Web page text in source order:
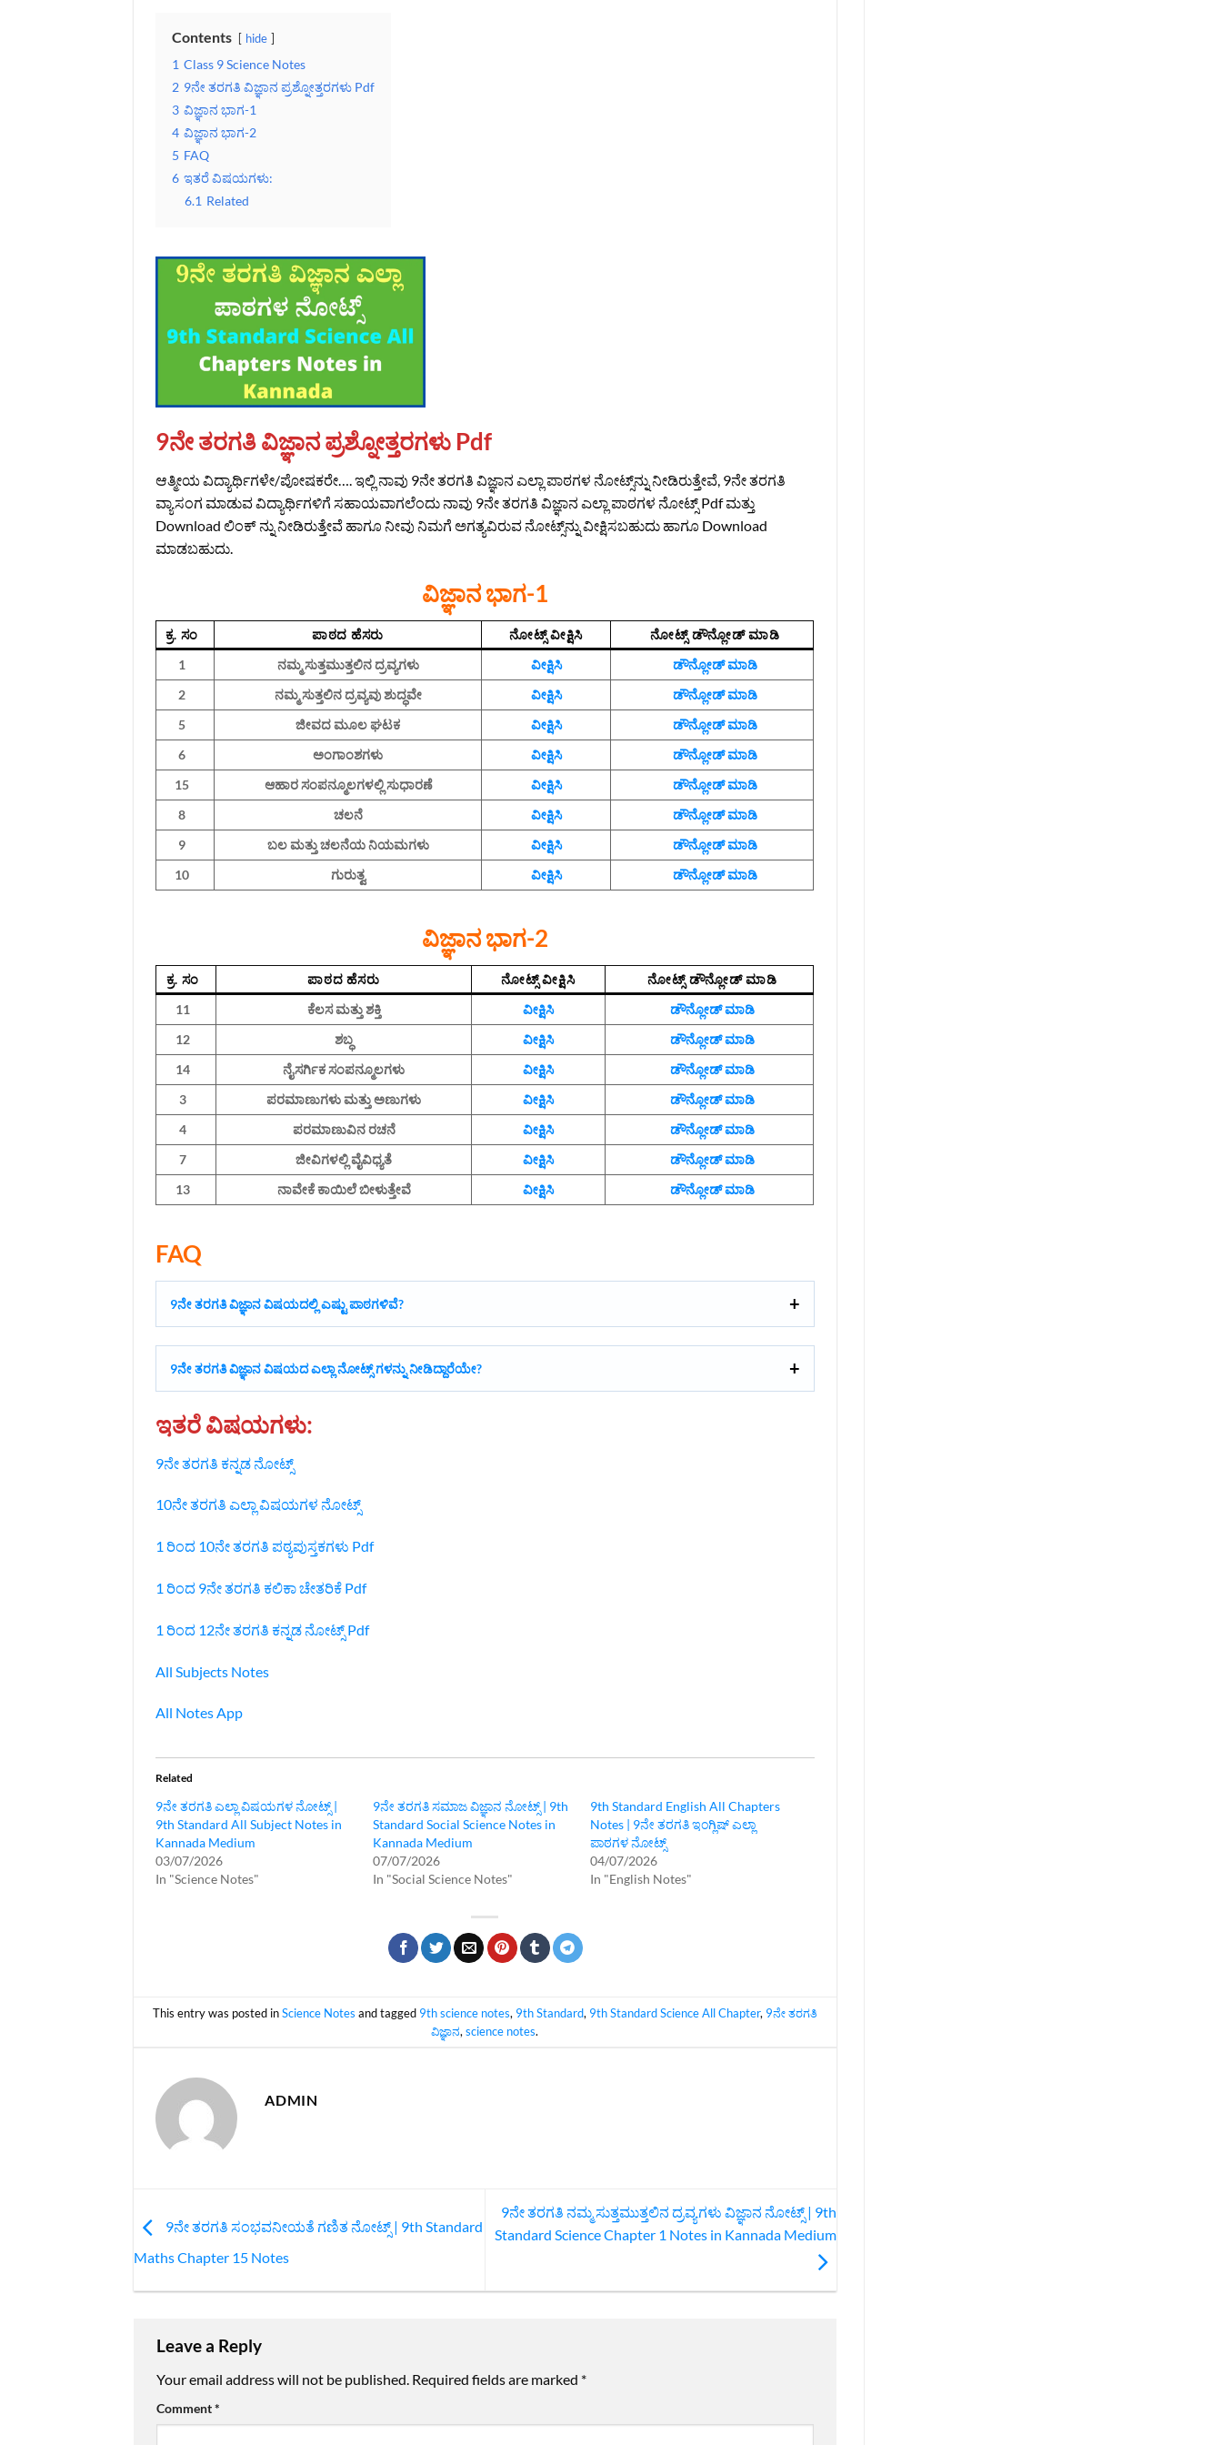
Contents hide
1 Class 9 Science Notes
2 9ನೇ ತರಗತಿ ವಿಜ್ಞಾನ ಪ್ರಶ್ನೋತ್ತರಗಳು Pdf
3 ವಿಜ್ಞಾನ ಭಾಗ-1
4 ವಿಜ್ಞಾನ ಭಾಗ-2
5 FAQ
6 ಇತರೆ ವಿಷಯಗಳು:
6.1 Related
9ನೇ ತರಗತಿ ವಿಜ್ಞಾನ ಪ್ರಶ್ನೋತ್ತರಗಳು Pdf
ಆತ್ಮೀಯ ವಿದ್ಯಾರ್ಥಿಗಳೇ/ಪೋಷಕರೇ…. ಇಲ್ಲಿ ನಾವು 9ನೇ ತರಗತಿ ವಿಜ್ಞಾನ ಎಲ್ಲಾ ಪಾಠಗಳ ನೋಟ್ಸ್‌ನ್ನು ನೀಡಿರುತ್ತೇವೆ, 9ನೇ ತರಗತಿ
ವ್ಯಾಸಂಗ ಮಾಡುವ ವಿದ್ಯಾರ್ಥಿಗಳಿಗೆ ಸಹಾಯವಾಗಲೆಂದು ನಾವು 9ನೇ ತರಗತಿ ವಿಜ್ಞಾನ ಎಲ್ಲಾ ಪಾಠಗಳ ನೋಟ್ಸ್‌ Pdf ಮತ್ತು
Download ಲಿಂಕ್‌ ನ್ನು ನೀಡಿರುತ್ತೇವೆ ಹಾಗೂ ನೀವು ನಿಮಗೆ ಅಗತ್ಯವಿರುವ ನೋಟ್ಸ್‌ನ್ನು ವೀಕ್ಷಿಸಬಹುದು ಹಾಗೂ Download
ಮಾಡಬಹುದು.
ವಿಜ್ಞಾನ ಭಾಗ-1
ಕ್ರ. ಸಂ ಪಾಠದ ಹೆಸರು ನೋಟ್ಸ್‌ ವೀಕ್ಷಿಸಿ
ನೋಟ್ಸ್‌ ಡೌನ್ಲೋಡ್‌ ಮಾಡಿ
1
ನಮ್ಮ ಸುತ್ತಮುತ್ತಲಿನ ದ್ರವ್ಯಗಳು ವೀಕ್ಷಿಸಿ
ಡೌನ್ಲೋಡ್‌ ಮಾಡಿ
2
ನಮ್ಮ ಸುತ್ತಲಿನ ದ್ರವ್ಯವು ಶುದ್ಧವೇ ವೀಕ್ಷಿಸಿ
ಡೌನ್ಲೋಡ್‌ ಮಾಡಿ
5
ಜೀವದ ಮೂಲ ಘಟಕ ವೀಕ್ಷಿಸಿ
ಡೌನ್ಲೋಡ್‌ ಮಾಡಿ
6
ಅಂಗಾಂಶಗಳು ವೀಕ್ಷಿಸಿ
ಡೌನ್ಲೋಡ್‌ ಮಾಡಿ
15
ಆಹಾರ ಸಂಪನ್ಮೂಲಗಳಲ್ಲಿ ಸುಧಾರಣೆ ವೀಕ್ಷಿಸಿ
ಡೌನ್ಲೋಡ್‌ ಮಾಡಿ
8
ಚಲನೆ ವೀಕ್ಷಿಸಿ
ಡೌನ್ಲೋಡ್‌ ಮಾಡಿ
9
ಬಲ ಮತ್ತು ಚಲನೆಯ ನಿಯಮಗಳು ವೀಕ್ಷಿಸಿ
ಡೌನ್ಲೋಡ್‌ ಮಾಡಿ
10
ಗುರುತ್ವ ವೀಕ್ಷಿಸಿ ಡೌನ್ಲೋಡ್‌ ಮಾಡಿ
ವಿಜ್ಞಾನ ಭಾಗ-2
ಕ್ರ. ಸಂ ಪಾಠದ ಹೆಸರು ನೋಟ್ಸ್‌ ವೀಕ್ಷಿಸಿ
ನೋಟ್ಸ್‌ ಡೌನ್ಲೋಡ್‌ ಮಾಡಿ
11
ಕೆಲಸ ಮತ್ತು ಶಕ್ತಿ ವೀಕ್ಷಿಸಿ
ಡೌನ್ಲೋಡ್‌ ಮಾಡಿ
12
ಶಬ್ಧ ವೀಕ್ಷಿಸಿ
ಡೌನ್ಲೋಡ್‌ ಮಾಡಿ
14
ನೈಸರ್ಗಿಕ ಸಂಪನ್ಮೂಲಗಳು ವೀಕ್ಷಿಸಿ
ಡೌನ್ಲೋಡ್‌ ಮಾಡಿ
3
ಪರಮಾಣುಗಳು ಮತ್ತು ಅಣುಗಳು ವೀಕ್ಷಿಸಿ
ಡೌನ್ಲೋಡ್‌ ಮಾಡಿ
4
ಪರಮಾಣುವಿನ ರಚನೆ ವೀಕ್ಷಿಸಿ
ಡೌನ್ಲೋಡ್‌ ಮಾಡಿ
7
ಜೀವಿಗಳಲ್ಲಿ ವೈವಿಧ್ಯತೆ ವೀಕ್ಷಿಸಿ
ಡೌನ್ಲೋಡ್‌ ಮಾಡಿ
13
ನಾವೇಕೆ ಕಾಯಿಲೆ ಬೀಳುತ್ತೇವೆ ವೀಕ್ಷಿಸಿ ಡೌನ್ಲೋಡ್‌ ಮಾಡಿ
FAQ
9ನೇ ತರಗತಿ ವಿಜ್ಞಾನ ವಿಷಯದಲ್ಲಿ ಎಷ್ಟು ಪಾಠಗಳಿವೆ?
9ನೇ ತರಗತಿ ವಿಜ್ಞಾನ ವಿಷಯದ ಎಲ್ಲಾ ನೋಟ್ಸ್ ಗಳನ್ನು ನೀಡಿದ್ದಾರೆಯೇ?
ಇತರೆ ವಿಷಯಗಳು:
9ನೇ ತರಗತಿ ಕನ್ನಡ ನೋಟ್ಸ್
10ನೇ ತರಗತಿ ಎಲ್ಲಾ ವಿಷಯಗಳ ನೋಟ್ಸ್‌
1 ರಿಂದ 10ನೇ ತರಗತಿ ಪಠ್ಯಪುಸ್ತಕಗಳು Pdf
1 ರಿಂದ 9ನೇ ತರಗತಿ ಕಲಿಕಾ ಚೇತರಿಕೆ Pdf
1 ರಿಂದ 12ನೇ ತರಗತಿ ಕನ್ನಡ ನೋಟ್ಸ್‌ Pdf
All Subjects Notes
All Notes App
Related
9ನೇ ತರಗತಿ ಎಲ್ಲಾ ವಿಷಯಗಳ ನೋಟ್ಸ್‌ |
9th Standard All Subject Notes in
Kannada Medium
03/07/2026
In "Science Notes"
9ನೇ ತರಗತಿ ಸಮಾಜ ವಿಜ್ಞಾನ ನೋಟ್ಸ್‌ | 9th
Standard Social Science Notes in
Kannada Medium
07/07/2026
In "Social Science Notes"
9th Standard English All Chapters
Notes | 9ನೇ ತರಗತಿ ಇಂಗ್ಲಿಷ್‌ ಎಲ್ಲಾ
ಪಾಠಗಳ ನೋಟ್ಸ್
04/07/2026
In "English Notes"
This entry was posted inScience Notes and tagged 9th science notes, 9th Standard, 9th Standard Science All Chapter, 9ನೇ ತರಗತಿ
ವಿಜ್ಞಾನ,science notes.
ADMIN
9ನೇ ತರಗತಿ ಸಂಭವನೀಯತೆ ಗಣಿತ ನೋಟ್ಸ್‌ | 9th Standard
Maths Chapter 15 Notes
9ನೇ ತರಗತಿ ನಮ್ಮ ಸುತ್ತಮುತ್ತಲಿನ ದ್ರವ್ಯಗಳು ವಿಜ್ಞಾನ ನೋಟ್ಸ್‌ | 9th
Standard Science Chapter 1 Notes in Kannada Medium
Leave a Reply
Your email address will not be published. Required fields are marked *
Comment*